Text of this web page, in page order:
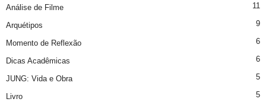
Análise de Filme 11
Arquétipos 9
Momento de Reflexão 6
Dicas Acadêmicas 6
JUNG: Vida e Obra 5
Livro 5